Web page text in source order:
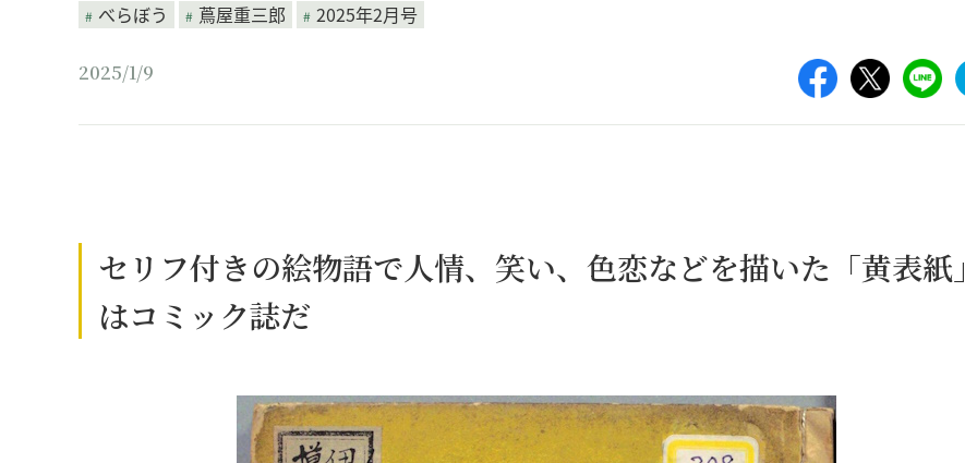
べらぼう
蔦屋重三郎 2025年2月号
2025/1/9
セリフ付きの絵物語で人情、笑い、色恋などを描いた「黄表紙」
はコミック誌だ